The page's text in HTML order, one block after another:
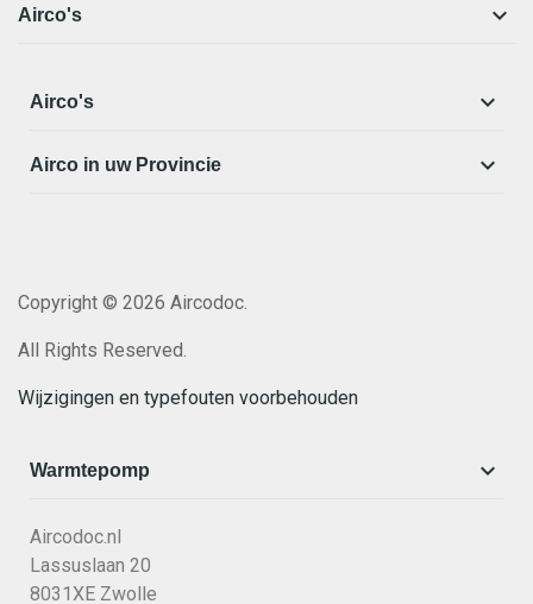
Airco's 
Airco's 
Airco in uw Provincie 
Copyright © 2026 Aircodoc.
All Rights Reserved.
Wijzigingen en typefouten voorbehouden
Warmtepomp 
Aircodoc.nl
Lassuslaan 20
8031XE Zwolle